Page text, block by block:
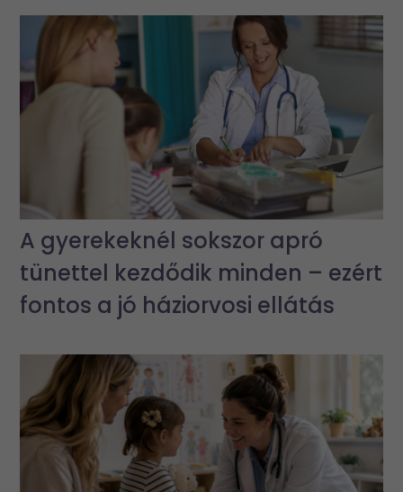
A gyerekeknél sokszor apró
tünettel kezdődik minden – ezért
fontos a jó háziorvosi ellátás